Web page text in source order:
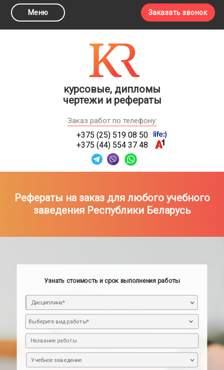
Меню Заказать звонок
курсовые, дипломы
чертежи и рефераты
Заказ работ по телефону:
+375 (25) 519 08 50
+375 (44) 554 37 48
Рефераты на заказ для любого учебного
заведения Республики Беларусь
Узнать стоимость и срок выполнения работы
Дисциплина*
Учебное заведение